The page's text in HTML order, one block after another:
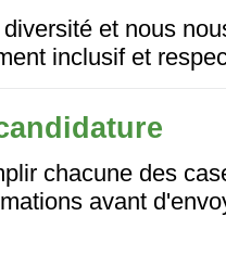
et nous
inclusif et
chacune des
avant